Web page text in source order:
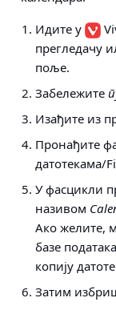
Идите у
прегледачу
поље.
Забележите
Изађите из
Пронађите
датотекама/
У фасцикли
називом
Ако желите,
базе
копију
Затим